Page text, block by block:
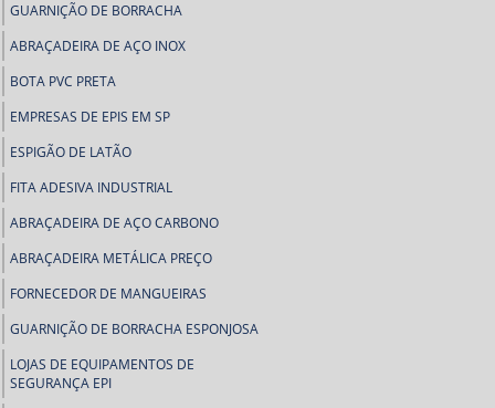
GUARNIÇÃO DE BORRACHA
ABRAÇADEIRA DE AÇO INOX
BOTA PVC PRETA
EMPRESAS DE EPIS EM SP
ESPIGÃO DE LATÃO
FITA ADESIVA INDUSTRIAL
ABRAÇADEIRA DE AÇO CARBONO
ABRAÇADEIRA METÁLICA PREÇO
FORNECEDOR DE MANGUEIRAS
GUARNIÇÃO DE BORRACHA ESPONJOSA
LOJAS DE EQUIPAMENTOS DE
SEGURANÇA EPI